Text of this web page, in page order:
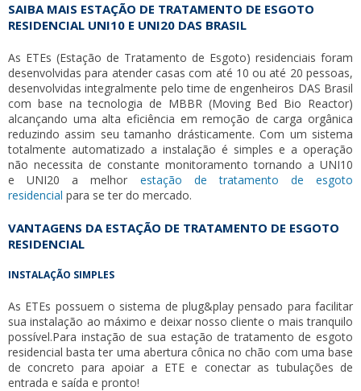
SAIBA MAIS ESTAÇÃO DE TRATAMENTO DE ESGOTO
RESIDENCIAL UNI10 E UNI20 DAS BRASIL
As ETEs (Estação de Tratamento de Esgoto) residenciais foram
desenvolvidas para atender casas com até 10 ou até 20 pessoas,
desenvolvidas integralmente pelo time de engenheiros DAS Brasil
com base na tecnologia de MBBR (Moving Bed Bio Reactor)
alcançando uma alta eficiência em remoção de carga orgânica
reduzindo assim seu tamanho drásticamente. Com um sistema
totalmente automatizado a instalação é simples e a operação
não necessita de constante monitoramento tornando a UNI10
e UNI20 a melhor estação de tratamento de esgoto
residencial para se ter do mercado.
VANTAGENS DA ESTAÇÃO DE TRATAMENTO DE ESGOTO
RESIDENCIAL
INSTALAÇÃO SIMPLES
As ETEs possuem o sistema de plug&play pensado para facilitar
sua instalação ao máximo e deixar nosso cliente o mais tranquilo
possível.Para instação de sua estação de tratamento de esgoto
residencial basta ter uma abertura cônica no chão com uma base
de concreto para apoiar a ETE e conectar as tubulações de
entrada e saída e pronto!